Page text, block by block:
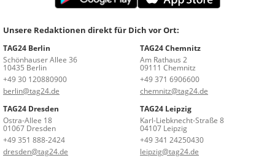
Unsere Redaktionen direkt für Dich vor Ort:
TAG24 Berlin
Schönhauser Allee 36
10435 Berlin
+49 30 120880900
berlin@tag24.de
TAG24 Chemnitz
Am Rathaus 2
09111 Chemnitz
+49 371 6906600
chemnitz@tag24.de
TAG24 Dresden
Ostra-Allee 18
01067 Dresden
+49 351 888-2424
dresden@tag24.de
TAG24 Leipzig
Karl-Liebknecht-Straße 8
04107 Leipzig
+49 341 24250430
leipzig@tag24.de